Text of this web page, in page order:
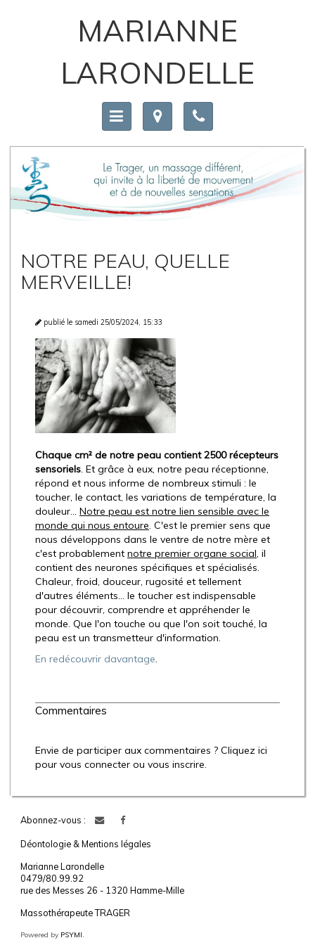
MARIANNE
LARONDELLE
NOTRE PEAU, QUELLE
MERVEILLE!
publié le samedi 25/05/2024, 15:33
Chaque cm² de notre peau contient 2500 récepteurs
sensoriels. Et grâce à eux, notre peau réceptionne,
répond et nous informe de nombreux stimuli : le
toucher, le contact, les variations de température, la
douleur… Notre peau est notre lien sensible avec le
monde qui nous entoure. C'est le premier sens que
nous développons dans le ventre de notre mère et
c'est probablement notre premier organe social, il
contient des neurones spécifiques et spécialisés.
Chaleur, froid, douceur, rugosité et tellement
d'autres éléments… le toucher est indispensable
pour découvrir, comprendre et appréhender le
monde. Que l'on touche ou que l'on soit touché, la
peau est un transmetteur d'information.
En redécouvrir davantage.
Commentaires
Envie de participer aux commentaires ? Cliquez ici
pour vous connecter ou vous inscrire.
Abonnez-vous :
Déontologie & Mentions légales
Marianne Larondelle
0479/80.99.92
rue des Messes 26 - 1320 Hamme-Mille
Massothérapeute TRAGER
Powered by PSYMI.